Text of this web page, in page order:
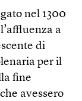
nel 1300
a
di
per il
fine
avessero